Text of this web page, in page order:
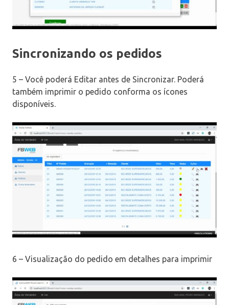
Sincronizando os pedidos
5 – Você poderá Editar antes de Sincronizar. Poderá
também imprimir o pedido conforma os ícones
disponíveis.
6 – Visualização do pedido em detalhes para imprimir